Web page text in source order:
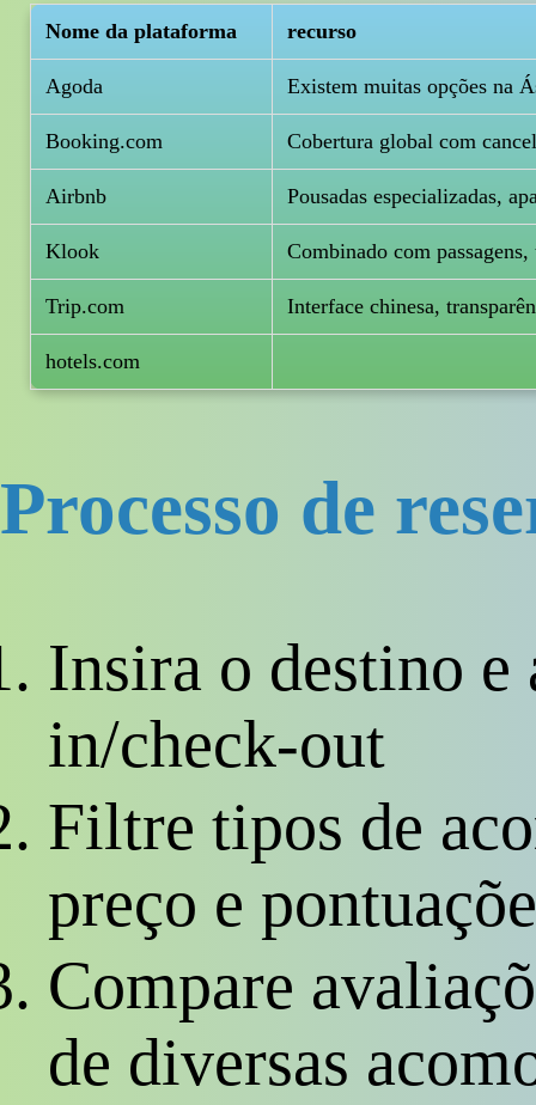
Nome da plataforma recurso
Agoda Existem muitas opções na
Booking.com Cobertura global com
Airbnb Pousadas especializadas,
Klook Combinado com
Trip.com Interface chinesa,
hotels.com
Processo de
Insira o destino e
in/check-out
Filtre tipos de
preço e
Compare
de diversas